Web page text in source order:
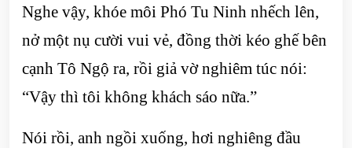
Nghe vậy, khóe môi Phó Tu Ninh nhếch lên,
nở một nụ cười vui vẻ, đồng thời kéo ghế bên
cạnh Tô Ngộ ra, rồi giả vờ nghiêm túc nói:
“Vậy thì tôi không khách sáo nữa.”
Nói rồi, anh ngồi xuống, hơi nghiêng đầu